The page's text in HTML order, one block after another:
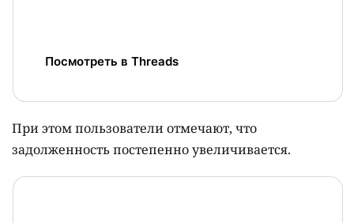
Посмотреть в Threads
При этом пользователи отмечают, что
задолженность постепенно увеличивается.